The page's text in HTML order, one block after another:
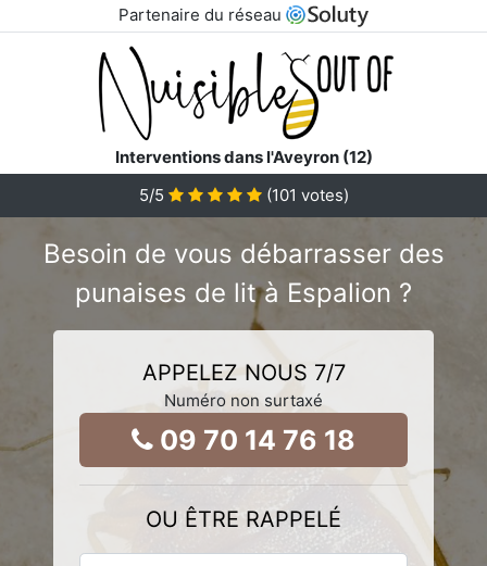
Partenaire du réseau
Interventions dans l'Aveyron (12)
5/5 (101 votes)
Besoin de vous débarrasser des
punaises de lit à Espalion ?
APPELEZ NOUS 7/7
Numéro non surtaxé
09 70 14 76 18
OU ÊTRE RAPPELÉ